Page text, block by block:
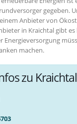
gegeben.
Anbieter von
in Kraichtal gibt es
Energieversorgung
machen.
zu Kraichtal